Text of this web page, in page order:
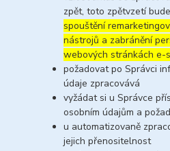
zpět, toto zpětvzetí
spouštění
nástrojů a zabránění
webových stránkách e-
požadovat po Správci
údaje zpracovává
vyžádat si u Správce
osobním údajům a
u automatizovaně
jejich přenositelnost